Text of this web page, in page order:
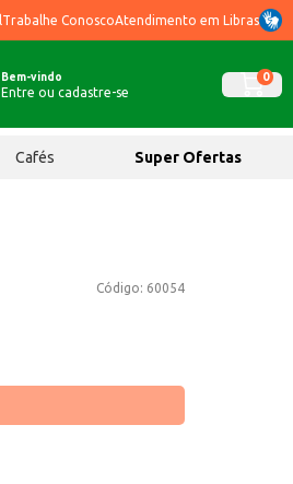
Trabalhe ConoscoAtendimento em Libras
Bem-vindo
Entre ou cadastre-se
0
Cafés Super Ofertas
Código: 60054